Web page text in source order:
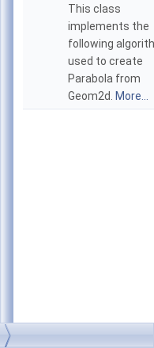
This class
implements the
following
used to create
Parabola from
Geom2d.
More...